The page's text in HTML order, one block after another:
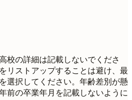
校の詳細は記載しないでくださ
リストアップすることは避け、最
選択してください。年齢差別が懸
前の卒業年月を記載しないように